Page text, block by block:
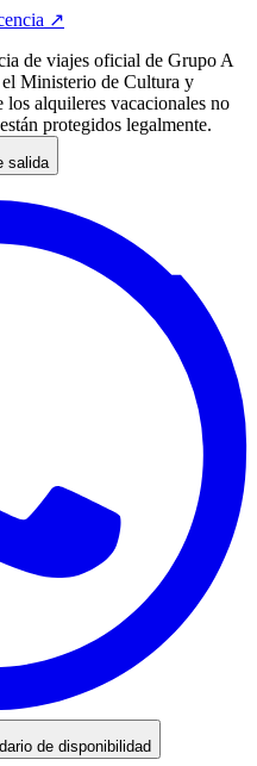
↗
de viajes oficial de Grupo A
Ministerio de Cultura y
alquileres vacacionales no
protegidos legalmente.
salida
de disponibilidad